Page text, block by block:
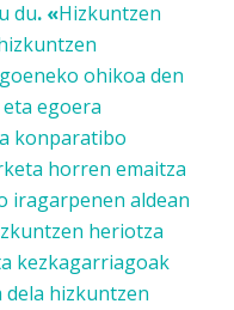
du. «Hizkuntzen
ohikoa den
egoera
konparatibo
horren emaitza
iragarpenen aldean
heriotza
kezkagarriagoak
dela hizkuntzen